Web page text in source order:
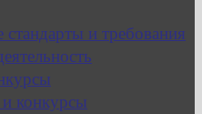
и требования
конкурсы